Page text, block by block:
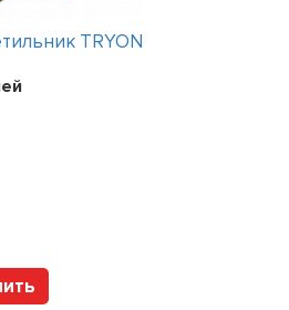
TRYON